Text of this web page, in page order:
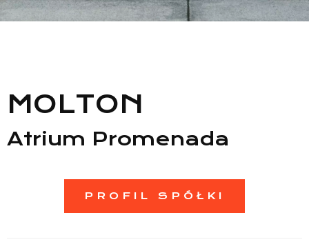
Informacje
MOLTON
Atrium Promenada
PROFIL SPÓŁKI